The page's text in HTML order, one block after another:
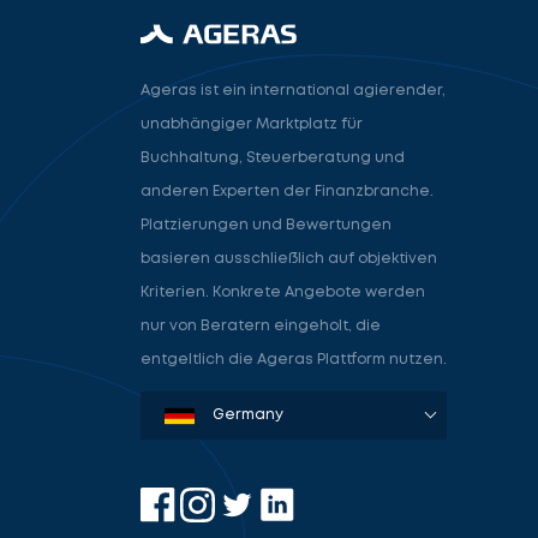
Ageras ist ein international agierender,
unabhängiger Marktplatz für
Buchhaltung, Steuerberatung und
anderen Experten der Finanzbranche.
Platzierungen und Bewertungen
basieren ausschließlich auf objektiven
Kriterien. Konkrete Angebote werden
nur von Beratern eingeholt, die
entgeltlich die Ageras Plattform nutzen.
Denmark
Sweden
Norway
Netherlands
Germany
USA